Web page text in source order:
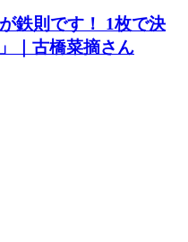
鉄則です！ 1枚で決
｜古橋菜摘さん